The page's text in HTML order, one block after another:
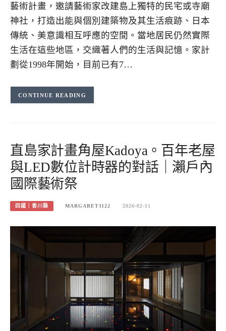
藝術計畫，邀請藝術家改建島上獨特的民宅或寺廟
神社，打造出能與個別建築物及其生活痕跡、日本
傳統、美意識相互呼應的空間。當地居民仍然實際
生活在這些地區，交織著人們的生活與記憶。家計
劃從1998年開始，目前已有7…
CONTINUE READING
直島家計畫角屋Kadoya。百年老屋
與LED數位計時器的對話｜瀨戶內
國際藝術祭
四國｜香川縣 MARGARET1122 2026-02-11